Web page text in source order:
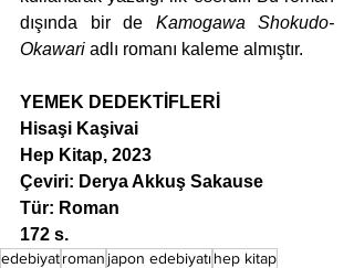
dışında bir de Kamogawa Shokudo-
Okawari adlı romanı kaleme almıştır.
YEMEK DEDEKTİFLERİ
Hisaşi Kaşivai
Hep Kitap, 2023
Çeviri: Derya Akkuş Sakause
Tür: Roman
172 s.
edebiyatroman japon edebiyatıhep kitap